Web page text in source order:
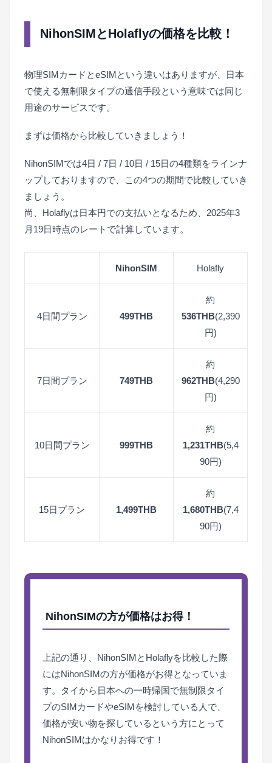
NihonSIMとHolaflyの価格を比較！
物理SIMカードとeSIMという違いはありますが、日本
で使える無制限タイプの通信手段という意味では同じ
用途のサービスです。
まずは価格から比較していきましょう！
NihonSIMでは4日 / 7日 / 10日 / 15日の4種類をラインナ
ップしておりますので、この4つの期間で比較していき
ましょう。
尚、Holaflyは日本円での支払いとなるため、2025年3
月19日時点のレートで計算しています。
NihonSIM Holafly
4日間プラン 499THB
約
536THB(2,390
円)
7日間プラン 749THB
約
962THB(4,290
円)
10日間プラン 999THB
約
1,231THB(5,4
90円)
15日プラン 1,499THB
約
1,680THB(7,4
90円)
NihonSIMの方が価格はお得！
上記の通り、NihonSIMとHolaflyを比較した際
にはNihonSIMの方が価格がお得となっていま
す。タイから日本への一時帰国で無制限タイ
プのSIMカードやeSIMを検討している人で、
価格が安い物を探しているという方にとって
NihonSIMはかなりお得です！